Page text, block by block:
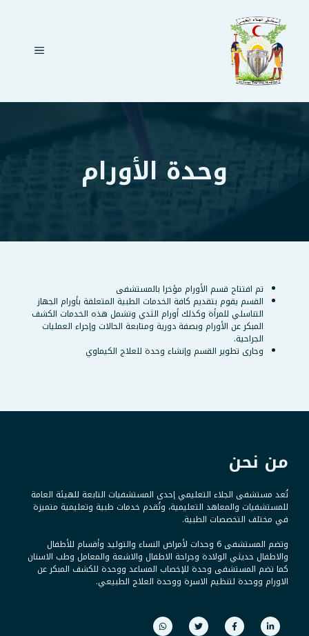
المحتوى
القائمة
وحدة الأورام
تم افتتاح قسم الأورام مؤخرا بالمستشفى
القسم يقوم بتقديم كافة الخدمات الطبية المتعلقة بأورام الجهاز
التناسلي للمرأة وكذلك أورام الثدي وتشمل هذه الخدمات الكشف
المبكر عن الأورام وبصفة دورية ومتابعة الحالات وإجراء العمليات
الجراحية.
وجارى تطوير القسم وإنشاء وحدة للعلاج الكيماوي
من نحن
تُعد مستشفى الجلاء التعليمي إحدى المستشفيات التابعة للهيئة العامة
للمستشفيات والمعاهد التعليمية، وتُقدم خدمات طبية وتعليمية متميزة
في مختلف التخصصات الطبية.
وتضم المستشفى 6 وحدات لأمراض النساء والتوليد وأقسام للأطفال
والاطفال حديثي الولادة وجراحة الاطفال والاشعة والمعامل وطب الاسنان
كما تضم المستشفى وحدة للإخصاب المساعد ووحدة للكشف المبكر عن
الاورام ووحدة لتنظيم الاسرة ووحدة العلاج الطبيعي.